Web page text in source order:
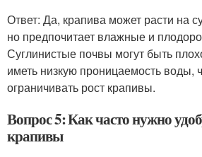
Ответ: Да, крапива может расти на
но предпочитает влажные и
Суглинистые почвы могут быть
иметь низкую проницаемость воды,
ограничивать рост крапивы.
Вопрос 5: Как часто нужно
крапивы